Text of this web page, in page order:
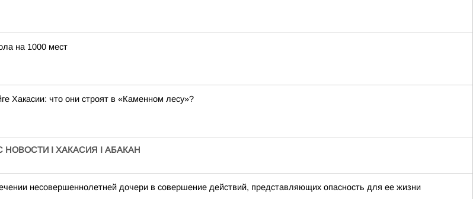
на 1000 мест
Хакасии: что они строят в «Каменном лесу»?
НОВОСТИ I ХАКАСИЯ I АБАКАН
несовершеннолетней дочери в совершение действий, представляющих опасность для ее жизни